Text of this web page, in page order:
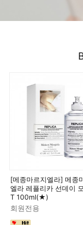
[메종마르지엘라] 메종
엘라 레플리카 선데이
T 100ml(★)
회원전용